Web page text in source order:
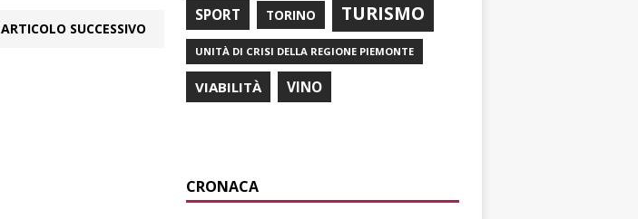
ARTICOLO SUCCESSIVO
SPORT TORINO TURISMO
UNITÀ DI CRISI DELLA REGIONE PIEMONTE
VIABILITÀ VINO
CRONACA